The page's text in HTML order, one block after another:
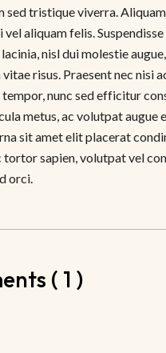
sed tristique viverra.
aliquam felis.
nisl dui molestie
vitae risus. Praesent nec nisi
tempor, nunc sed efficitur
metus, ac volutpat augue
sit amet elit placerat
tortor sapien, volutpat vel
orci.
( 1 )